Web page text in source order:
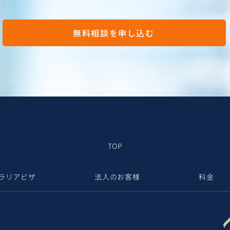
無料相談を申し込む
TOP
リアビザ 法人のお客様 料金